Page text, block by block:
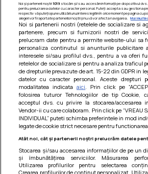
Barcute din vinete cu
Un deliciu usor de preparat!
Noi și partenerii noștri 1019stocăm și/sau accesăm informații pe dispozitivul
pentru prelucrarea datelor cu caracter personal. Puteți accepta sau gestiona
respectiv vă puteți opune utilizării unui interes legitim în orice moment pe pagina
alegeri vor fi raportate partenerilor noștri și nu vă vor afecta navigarea.
Mai
Noi si partenerii nostri (retelele de socializare si
partenere, precum si furnizorii nostri de
prelucram date pentru a permite website-ului sa
personaliza continutul si anunturile publicitare
interesele si/sau profilul dvs., pentru a va oferi
retelelor de socializare si pentru a analiza traficul
de drepturile prevazute de art. 15-22 din GDPR in
datelor cu caracter personal. Aceste drepturi
modalitatea indicataaici . Prin click pe
folosirea tuturor Tehnologiilor de tip Cookie,
acceptul dvs. cu privire la stocarea/accesarea
Vendor-ii cu care colaboram. Prin click pe “VREAU
INDIVIDUAL” puteti schimba preferintele in mod
legate de cookie strict necesare pentru
Atât noi, cât și partenerii noștri prelucrăm datele
Stocarea și/sau accesarea informațiilor de pe un
și îmbunătățirea serviciilor. Măsurarea
Utilizarea profilurilor pentru selectarea
Crearea profilurilor de conținut personalizat.